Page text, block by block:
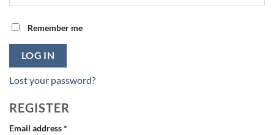
Remember me
LOG IN
Lost your password?
REGISTER
Email address*